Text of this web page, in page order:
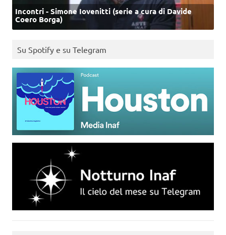
Incontri - Simone Iovenitti (serie a cura di Davide
Coero Borga)
Su Spotify e su Telegram